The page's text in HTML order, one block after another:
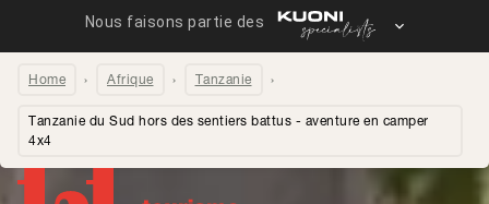
Home Afrique Tanzanie
Tanzanie du Sud hors des sentiers battus - aventure en camper
4x4